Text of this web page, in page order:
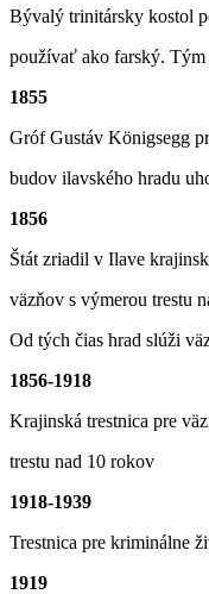
Bývalý trinitársky kostol
používať ako farský. Tým
1855
Gróf Gustáv Kӧnigsegg
budov ilavského hradu
1856
Štát zriadil v Ilave
väzňov s výmerou trestu
Od tých čias hrad slúži
1856-1918
Krajinská trestnica pre
trestu nad 10 rokov
1918-1939
Trestnica pre kriminálne
1919